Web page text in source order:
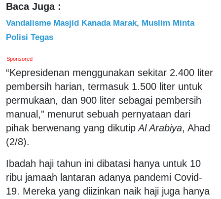
Baca Juga :
Vandalisme Masjid Kanada Marak, Muslim Minta
Polisi Tegas
Sponsored
“Kepresidenan menggunakan sekitar 2.400 liter
pembersih harian, termasuk 1.500 liter untuk
permukaan, dan 900 liter sebagai pembersih
manual,” menurut sebuah pernyataan dari
pihak berwenang yang dikutipAl Arabiya, Ahad
(2/8).
Ibadah haji tahun ini dibatasi hanya untuk 10
ribu jamaah lantaran adanya pandemi Covid-
19. Mereka yang diizinkan naik haji juga hanya